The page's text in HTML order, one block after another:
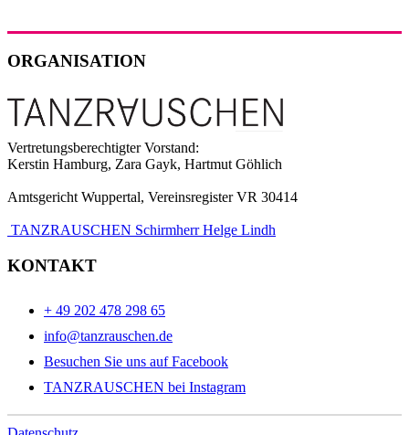
ORGANISATION
Vertretungsberechtigter Vorstand:
Kerstin Hamburg, Zara Gayk, Hartmut Göhlich
Amtsgericht Wuppertal, Vereinsregister VR 30414
TANZRAUSCHEN Schirmherr Helge Lindh
KONTAKT
+ 49 202 478 298 65
info@tanzrauschen.de
Besuchen Sie uns auf Facebook
TANZRAUSCHEN bei Instagram